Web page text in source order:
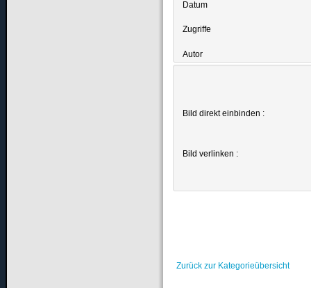
Datum
Zugriffe
Autor
Bild direkt einbinden :
Bild verlinken :
Zurück zur Kategorieübersicht